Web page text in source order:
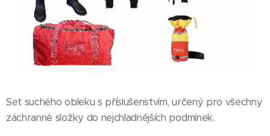
Set suchého obleku s příslušenstvím, určený pro všechny
záchranné složky do nejchladnějších podmínek.